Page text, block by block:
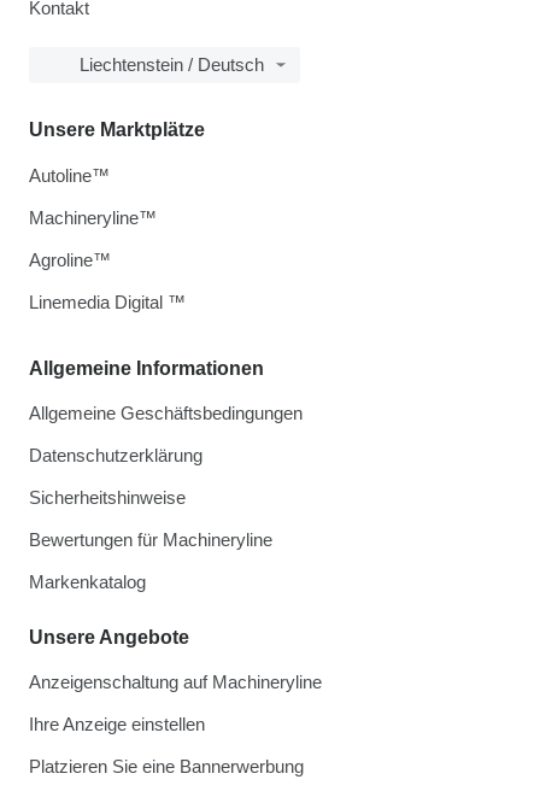
Kontakt
Liechtenstein / Deutsch
Allgemeine Informationen
Allgemeine Geschäftsbedingungen
Datenschutzerklärung
Sicherheitshinweise
Bewertungen für Machineryline
Markenkatalog
Unsere Angebote
Anzeigenschaltung auf Machineryline
Ihre Anzeige einstellen
Platzieren Sie eine Bannerwerbung
Unsere Marktplätze
Autoline™
Machineryline™
Agroline™
Linemedia Digital ™